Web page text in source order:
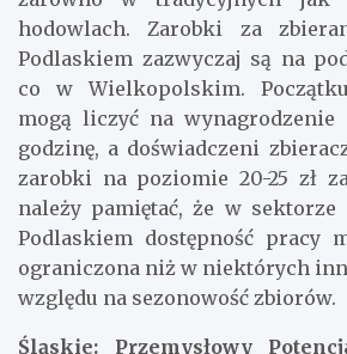
regionie specjalizuje się w
zarówno w tradycyjnych jak
hodowlach. Zarobki za
Podlaskiem zazwyczaj są na
co w Wielkopolskim.
mogą liczyć na wynagrodzenie
godzinę, a doświadczeni
zarobki na poziomie 20-25 zł
należy pamiętać, że w
Podlaskiem dostępność pracy
ograniczona niż w niektórych
względu na sezonowość zbiorów.